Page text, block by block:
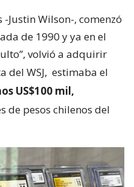
Justin Wilson-, comenzó
de 1990 y ya en el
volvió a adquirir
del WSJ, estimaba el
US$100 mil,
de pesos chilenos del